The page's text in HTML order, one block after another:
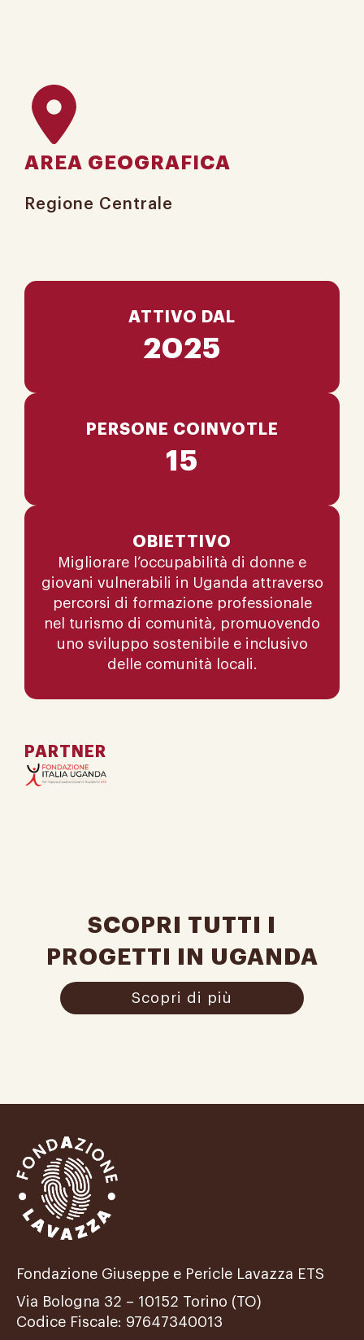
AREA GEOGRAFICA
Regione Centrale
ATTIVO DAL
2025
PERSONE COINVOTLE
15
OBIETTIVO
Migliorare l’occupabilità di donne e
giovani vulnerabili in Uganda attraverso
percorsi di formazione professionale
nel turismo di comunità, promuovendo
uno sviluppo sostenibile e inclusivo
delle comunità locali.
PARTNER
SCOPRI TUTTI I
PROGETTI IN UGANDA
Scopri di più
Fondazione Giuseppe e Pericle Lavazza ETS
Via Bologna 32 – 10152 Torino (TO)
Codice Fiscale: 97647340013